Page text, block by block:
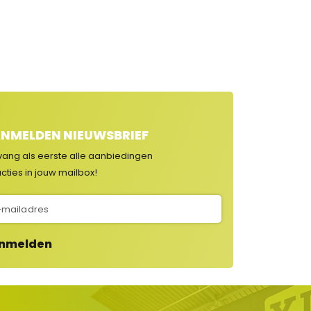
NIEUWSBRIEF
als eerste alle aanbiedingen
in jouw mailbox!